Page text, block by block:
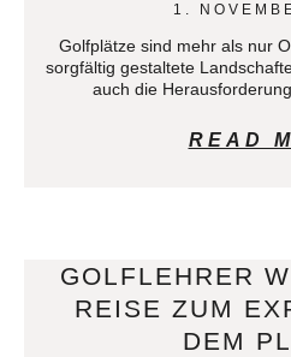
1.
Golfplätze sind mehr als nur
sorgfältig gestaltete
auch die
READ
GOLFLEHRER
REISE ZUM
DEM